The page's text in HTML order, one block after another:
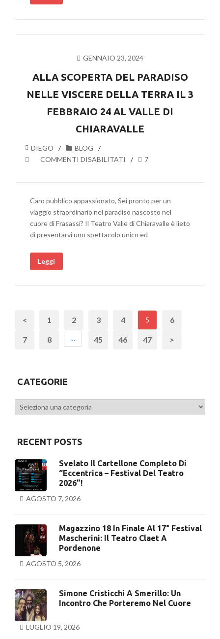
FINALE
DEL
GENNAIO 23, 2024
ALLA SCOPERTA DEL PARADISO
NELLE VISCERE DELLA TERRA IL 3
FEBBRAIO 24 AL VALLE DI
CHIARAVALLE
DIEGO
BLOG
COMMENTI DISABILITATI
SU
SCOPERTA
PARADISO
NELLE
VISCERE
DELLA
IL
3
FEBBRAIO
VALLE
CHIARAVALLE
7
Caro pubblico appassionato, Sei pronto per un
viaggio straordinario nel paradiso nascosto nel
cuore di Frasassi? Il Teatro Valle di Chiaravalle è lieto
di presentarvi uno spettacolo unico ed
Leggi
< 1 2 3 4 5 6
7 8 … 45 46 47 >
CATEGORIE
Categorie
RECENT POSTS
Svelato Il Cartellone Completo Di
“Eccentrica – Festival Del Teatro
2026”!
AGOSTO 7, 2026
Magazzino 18 In Finale Al 17° Festival
Mascherini: Il Teatro Claet A
Pordenone
AGOSTO 5, 2026
Simone Cristicchi A Smerillo: Un
Incontro Che Porteremo Nel Cuore
LUGLIO 19, 2026